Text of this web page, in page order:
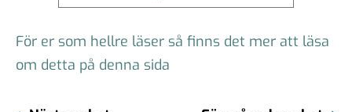
För er som hellre läser så finns det mer att läsa
om detta på denna sida